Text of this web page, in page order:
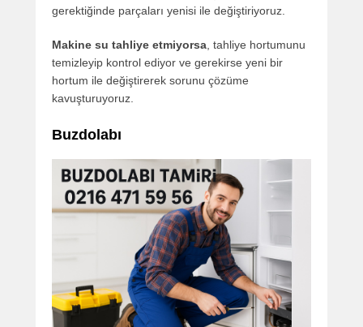
gerektiğinde parçaları yenisi ile değiştiriyoruz.
Makine su tahliye etmiyorsa , tahliye hortumunu
temizleyip kontrol ediyor ve gerekirse yeni bir
hortum ile değiştirerek sorunu çözüme
kavuşturuyoruz.
Buzdolabı